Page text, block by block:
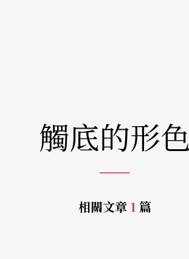
觸底的形色
相關文章 1 篇